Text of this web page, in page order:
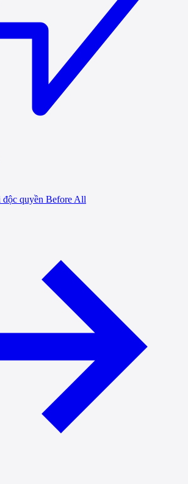
quyền Before All